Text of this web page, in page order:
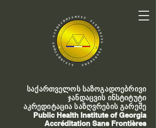
საქართველოს საზოგადოებრივი
ჯანდაცვის ინსტიტუტი
აკრედიტაცია საზღვრების გარეშე
Public Health Institute of Georgia
Accréditation Sans Frontières